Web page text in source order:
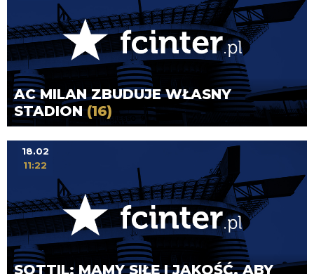
AC MILAN ZBUDUJE WŁASNY
STADION (16)
SOTTIL: MAMY SIŁĘ I JAKOŚĆ, ABY
18.02
11:22